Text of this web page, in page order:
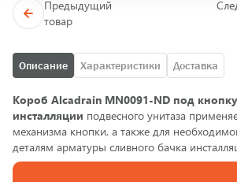
Описание Характеристики Доставка
Короб Alcadrain MN0091-ND под
инсталляции подвесного унитаза
механизма кнопки, а также для
деталям арматуры сливного бачка
Предыдущий
товар